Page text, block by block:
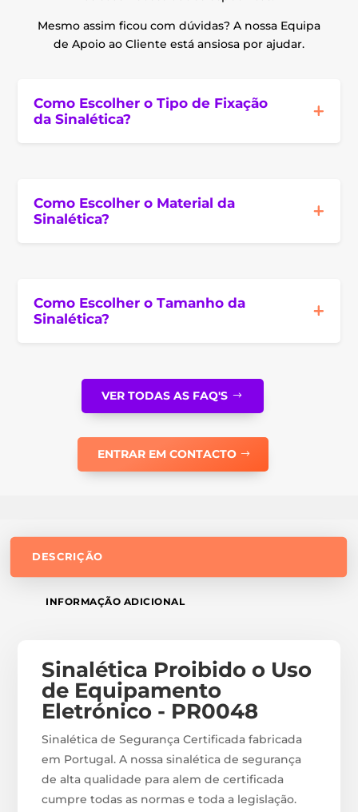
Mesmo assim ficou com dúvidas? A nossa Equipa
de Apoio ao Cliente está ansiosa por ajudar.
Como Escolher o Tipo de Fixação
da Sinalética?
Como Escolher o Material da
Sinalética?
Como Escolher o Tamanho da
Sinalética?
VER TODAS AS FAQ'S
ENTRAR EM CONTACTO
DESCRIÇÃO
INFORMAÇÃO ADICIONAL
Sinalética Proibido o Uso
de Equipamento
Eletrónico - PR0048
Sinalética de Segurança Certificada fabricada
em Portugal. A nossa sinalética de segurança
de alta qualidade para alem de certificada
cumpre todas as normas e toda a legislação.